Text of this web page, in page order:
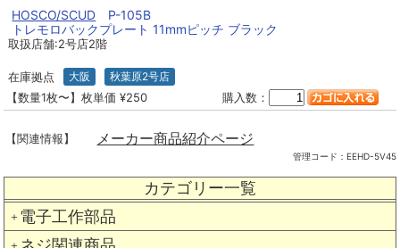
カテゴリー一覧
＋ 電子工作部品
＋
HOSCO/SCUD P-105B
トレモロバックプレート 11mmピッチ ブラック
取扱店舗:2号店2階
在庫拠点 大阪 秋葉原2号店
【数量1枚〜】枚単価 ¥250 購入数：
【関連情報】 メーカー商品紹介ページ
管理コード： EEHD-5V45